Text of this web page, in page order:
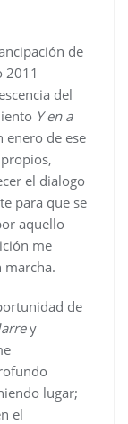
de
2011
del
Y en a
enero de ese
el dialogo
para que se
aquello
me
marcha.
de
y
lugar;
el